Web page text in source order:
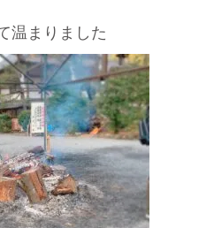
温まりました